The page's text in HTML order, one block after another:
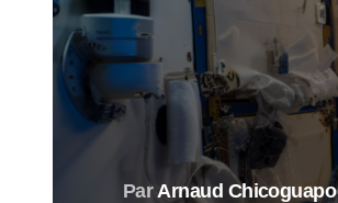
Par Arnaud Chicoguapo